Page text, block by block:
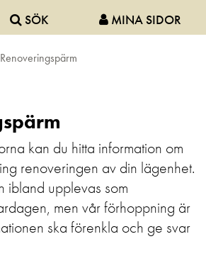
SÖK MINA SIDOR
Renoveringspärm
kan du hitta information om
renoveringen av din lägenhet.
ibland upplevas som
men vår förhoppning är
ska förenkla och ge svar